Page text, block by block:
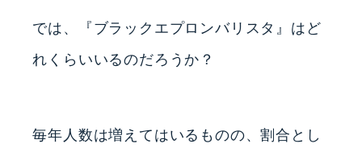
では、『ブラックエプロンバリスタ』はど
れくらいいるのだろうか？
毎年人数は増えてはいるものの、割合とし